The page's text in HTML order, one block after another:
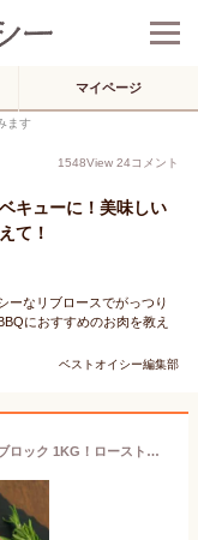
マイページ
ます
1548View 24コメント
キューに！美味しい
て！
ーなリブロースでがっつり
におすすめのお肉を教え
ベストオイシー編集部
【送料無料】塊肉 ステーキ肉 リブロース ブロック 1KG！ローストビーフや厚切りステーキ肉に！ オージー・ビーフ グラスフェッド 牛肉 牧草牛 お中元 お歳暮 備蓄に BBQ バーベキュー キューブロール 牛肉ブロック Rib Roast Block Grass-fed 1kg (WHOLE MEAT) 108